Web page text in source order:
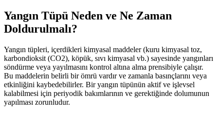
Yangın Tüpü Neden ve Ne Zaman
Doldurulmalı?
Yangın tüpleri, içerdikleri kimyasal maddeler (kuru kimyasal toz,
karbondioksit (CO2), köpük, sıvı kimyasal vb.) sayesinde yangınları
söndürme veya yayılmasını kontrol altına alma prensibiyle çalışır.
Bu maddelerin belirli bir ömrü vardır ve zamanla basınçlarını veya
etkinliğini kaybedebilirler. Bir yangın tüpünün aktif ve işlevsel
kalabilmesi için periyodik bakımlarının ve gerektiğinde dolumunun
yapılması zorunludur.